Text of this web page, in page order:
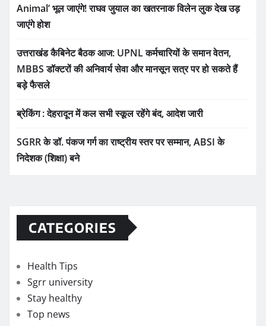
Animal’ भूल जाएंगे! राघव जुयाल का खतरनाक विलेन लुक देख उड़
जाएंगे होश
उत्तराखंड कैबिनेट बैठक आज: UPNL कर्मचारियों के समान वेतन,
MBBS डॉक्टरों की अनिवार्य सेवा और मानसून सत्र पर हो सकते हैं
बड़े फैसले
ब्रेकिंग : देहरादून में कल सभी स्कूल रहेंगे बंद, आदेश जारी
SGRR के डॉ. पंकज गर्ग का राष्ट्रीय स्तर पर सम्मान, ABSI के
निदेशक (शिक्षा) बने
CATEGORIES
Health Tips
Sgrr university
Stay healthy
Top news